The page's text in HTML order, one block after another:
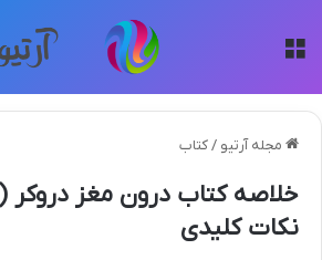
مجله آرتیو /کتاب
خلاصه کتاب درون مغز دروکر
نکات کلیدی